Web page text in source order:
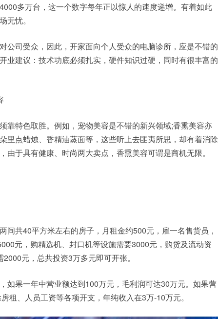
多万台，这一个数字每年正以惊人的速度递增。有着如此
无忧。
公司受众，因此，开家面向个人受众的电脑诊所，应是不错的
业建议：技术功底必须扎实，硬件知识过硬，同时有很丰富的
靠特色取胜。例如，宠物美容是不错的新兴领域;香熏美容亦
里点蜡烛、香精油蒸面等，这些听上去匪夷所思，却有着消除
于具有健康、时尚两大卖点，香熏美容可谓是商机无限。
间共40平方米左右的房子，月租金约500元，雇一名售货员，
元，购精选机、封口机等设施需要3000元，购货及流动资
元，总共投资3万多元即可开张。
如果一年中营业额达到100万元，毛利润可达30万元。如果营
租、人员工资等各项开支，年纯收入在3万-10万元。